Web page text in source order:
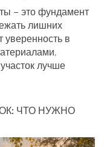
– это фундамент
лишних
уверенность в
лучше
ЧТО НУЖНО